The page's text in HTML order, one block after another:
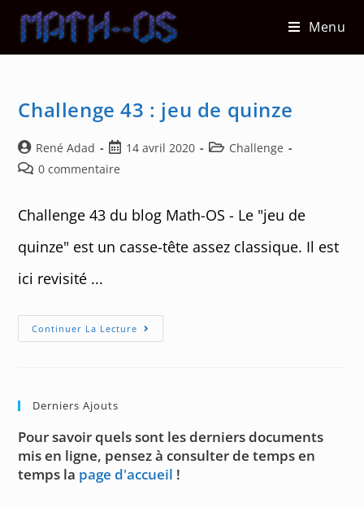
content
Menu
Challenge 43 : jeu de quinze
Auteur/autrice
de
René Adad
Post
published:
14 avril 2020
PostChallenge
Post0 commentaire
Challenge 43 du blog Math-OS - Le "jeu de
quinze" est un casse-tête assez classique. Il est
ici revisité ...
Continuer La Lecture Challenge
43
Derniers Ajouts
Pour savoir quels sont les derniers documents
mis en ligne, pensez à consulter de temps en
temps la page d'accueil !